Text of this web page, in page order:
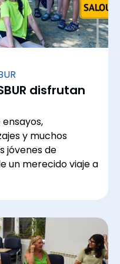
disfrutan
y muchos
jóvenes de
un merecido viaje a